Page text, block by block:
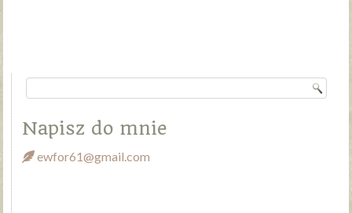
Napisz do mnie
ewfor61@gmail.com